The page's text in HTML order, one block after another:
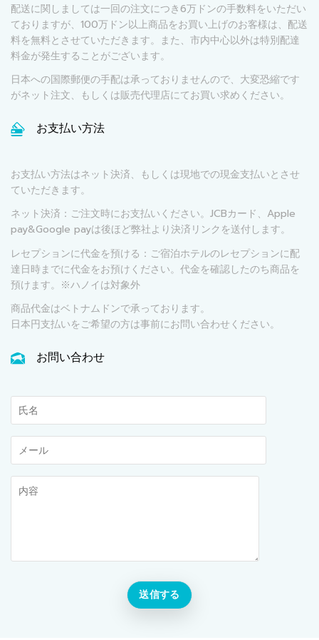
配送に関しましては一回の注文につき6万ドンの手数料をいただい
ておりますが、100万ドン以上商品をお買い上げのお客様は、配送
料を無料とさせていただきます。また、市内中心以外は特別配達
料金が発生することがございます。
日本への国際郵便の手配は承っておりませんので、大変恐縮です
がネット注文、もしくは販売代理店にてお買い求めください。
お支払い方法
お支払い方法はネット決済、もしくは現地での現金支払いとさせ
ていただきます。
ネット決済：ご注文時にお支払いください。JCBカード、Apple
pay&Google payは後ほど弊社より決済リンクを送付します。
レセプションに代金を預ける：ご宿泊ホテルのレセプションに配
達日時までに代金をお預けください。代金を確認したのち商品を
預けます。※ハノイは対象外
商品代金はベトナムドンで承っております。
日本円支払いをご希望の方は事前にお問い合わせください。
お問い合わせ